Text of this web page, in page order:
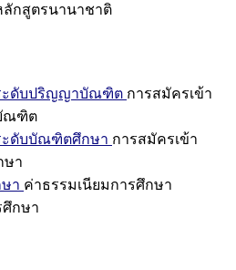
ลักสูตรนานาชาติ
ะดับปริญญาบัณฑิต การสมัครเข้า
ณฑิต
ะดับบัณฑิตศึกษา การสมัครเข้า
ษา
า ค่าธรรมเนียมการศึกษา
กษา